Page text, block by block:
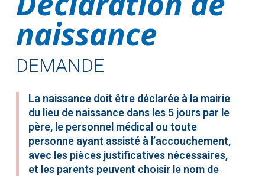
naissance
DEMANDE
La naissance doit être déclarée à la mairie
du lieu de naissance dans les 5 jours par le
père, le personnel médical ou toute
personne ayant assisté à l’accouchement,
avec les pièces justificatives nécessaires,
et les parents peuvent choisir le nom de